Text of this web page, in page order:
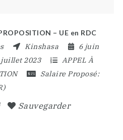
– UE en RDC
Kinshasa
6 juin
juillet 2023
APPEL À
Salaire Proposé:
Sauvegarder